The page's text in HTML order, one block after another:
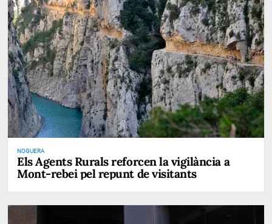
NOGUERA
Els Agents Rurals reforcen la vigilància a
Mont-rebei pel repunt de visitants